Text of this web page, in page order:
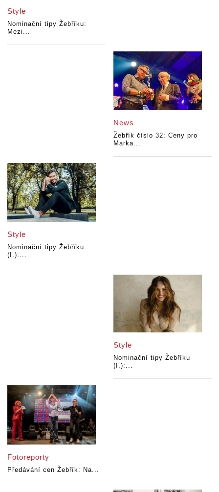
Style
Nominační tipy Žebříku:
Mezi...
News
Žebřík číslo 32: Ceny pro
Marka...
Style
Nominační tipy Žebříku
(I.):...
Style
Nominační tipy Žebříku
(I.):...
Fotoreporty
Předávání cen Žebřík: Na...